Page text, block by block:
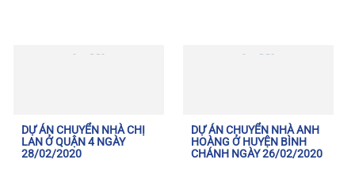
DỰ ÁN CHUYỂN NHÀ CHỊ
LAN Ở QUẬN 4 NGÀY
28/02/2020
DỰ ÁN CHUYỂN NHÀ ANH
HOÀNG Ở HUYỆN BÌNH
CHÁNH NGÀY 26/02/2020